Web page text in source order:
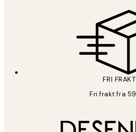
FRI FRAKT
Fri frakt fra